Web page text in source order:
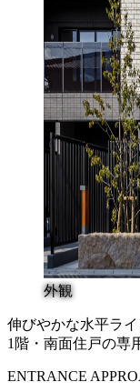
外観
伸びやかな水平ライ
1階・南面住戸の専
ENTRANCE